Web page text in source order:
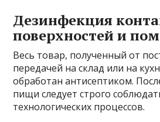
Дезинфекция
поверхностей и
Весь товар, полученный от
передачей на склад или на
обработан антисептиком.
пищи следует строго
технологических процессов.